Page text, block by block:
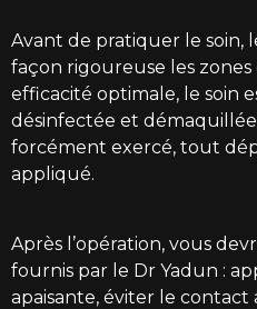
Avant de pratiquer le soin,
façon rigoureuse les
efficacité optimale, le soin
désinfectée et démaquillée.
forcément exercé, tout
appliqué.
Après l’opération, vous
fournis par le Dr Yadun :
apaisante, éviter le contact